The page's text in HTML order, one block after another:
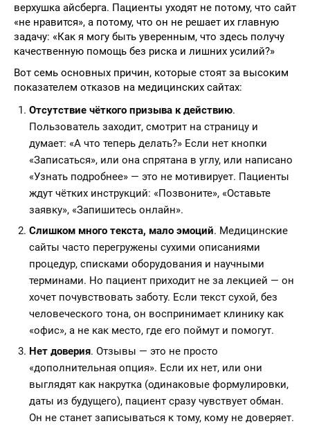
верхушка айсберга. Пациенты уходят не потому, что сайт
«не нравится», а потому, что он не решает их главную
задачу: «Как я могу быть уверенным, что здесь получу
качественную помощь без риска и лишних усилий?»
Вот семь основных причин, которые стоят за высоким
показателем отказов на медицинских сайтах:
Отсутствие чёткого призыва к действию.
Пользователь заходит, смотрит на страницу и
думает: «А что теперь делать?» Если нет кнопки
«Записаться», или она спрятана в углу, или написано
«Узнать подробнее» — это не мотивирует. Пациенты
ждут чётких инструкций: «Позвоните», «Оставьте
заявку», «Запишитесь онлайн».
Слишком много текста, мало эмоций. Медицинские
сайты часто перегружены сухими описаниями
процедур, списками оборудования и научными
терминами. Но пациент приходит не за лекцией — он
хочет почувствовать заботу. Если текст сухой, без
человеческого тона, он воспринимает клинику как
«офис», а не как место, где его поймут и помогут.
Нет доверия. Отзывы — это не просто
«дополнительная опция». Если их нет, или они
выглядят как накрутка (одинаковые формулировки,
даты из будущего), пациент сразу чувствует обман.
Он не станет записываться к тому, кому не доверяет.